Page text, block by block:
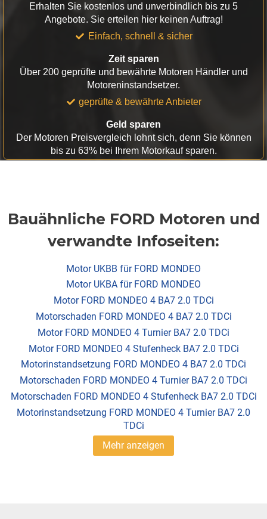
Erhalten Sie kostenlos und unverbindlich bis zu 5
Angebote. Sie erteilen hier keinen Auftrag!
Einfach, schnell & sicher
Zeit sparen
Über 200 geprüfte und bewährte Motoren Händler und
Motoreninstandsetzer.
geprüfte & bewährte Anbieter
Geld sparen
Der Motoren Preisvergleich lohnt sich, denn Sie können
bis zu 63% bei Ihrem Motorkauf sparen.
Bauähnliche FORD Motoren und
verwandte Infoseiten:
Motor UKBB für FORD MONDEO
Motor UKBA für FORD MONDEO
Motor FORD MONDEO 4 BA7 2.0 TDCi
Motorschaden FORD MONDEO 4 BA7 2.0 TDCi
Motor FORD MONDEO 4 Turnier BA7 2.0 TDCi
Motor FORD MONDEO 4 Stufenheck BA7 2.0 TDCi
Motorinstandsetzung FORD MONDEO 4 BA7 2.0 TDCi
Motorschaden FORD MONDEO 4 Turnier BA7 2.0 TDCi
Motorschaden FORD MONDEO 4 Stufenheck BA7 2.0 TDCi
Motorinstandsetzung FORD MONDEO 4 Turnier BA7 2.0
TDCi
Mehr anzeigen